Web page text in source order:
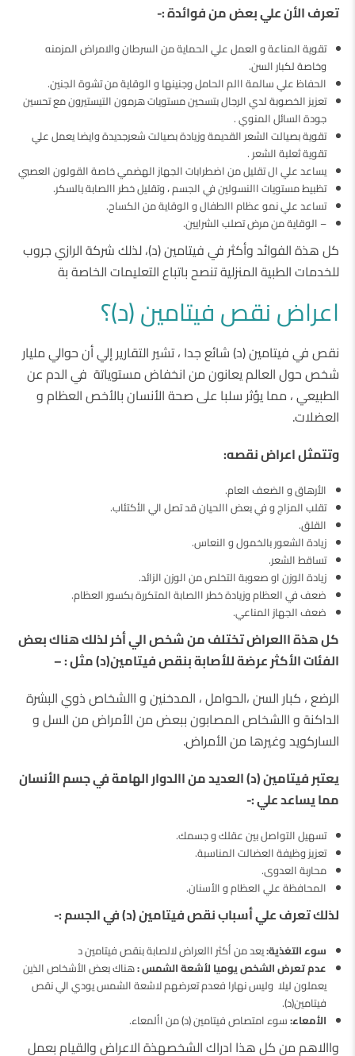
تعرف الأن علي بعض من فوائدة :-
تقوية المناعة و العمل علي الحماية من السرطان والامراض المزمنه
وخاصة لكبار السن.
الحفاظ علي سالمة االم الحامل وجنينها و الوقاية من تشوة الجنين.
تعزيز الخصوبة لدي الرجال بتسحين مستويات هرمون التيستيرون مع تحسين
جودة السائل المنوي .
تقوية بصيالت الشعر القديمة وزيادة بصيالت شعرجديدة وايضا يعمل علي
تقوية ثعلبة الشعر .
يساعد علي ال تقليل من اضطرابات الجهاز الهضمي خاصة القولون العصبي
تظبيط مستويات االنسولين في الجسم ، وتقليل خطر االصابة بالسكر.
تساعد علي نمو عظام االطفال و الوقاية من الكساح.
– الوقاية من مرض تصلب الشرايين.
كل هذة الفوائد وأكثر في فيتامين (د)، لذلك شركة الرازي جروب
للخدمات الطبية المنزلية تنصح باتباع التعليمات الخاصة بة
اعراض نقص فيتامين (د)؟
نقص في فيتامين (د) شائع جدا ، تشير التقارير إلي أن حوالي مليار
شخص حول العالم يعانون من انخفاض مستوياتة في الدم عن
الطبيعي ، مما يؤثر سلبا على صحة الأنسان بالأخص العظام و
العضلات.
وتتمثل اعراض نقصه:
الأرهاق و الضعف العام.
تقلب المزاج و في بعض االحيان قد تصل الي الأكتئاب.
القلق.
زيادة الشعور بالخمول و النعاس.
تساقط الشعر.
زيادة الوزن او صعوبة التخلص من الوزن الزائد.
ضعف في العظام وزيادة خطر االصابة المتكررة بكسور العظام.
ضعف الجهاز المناعي.
كل هذة االعراض تختلف من شخص الي أخر لذلك هناك بعض
الفئات الأكثر عرضة للأصابة بنقص فيتامين(د) مثل : –
الرضع ، كبار السن ،الحوامل ، المدخنين و االشخاص ذوي البشرة
الداكنة و االشخاص المصابون ببعض من الأمراض من السل و
الساركويد وغيرها من الأمراض.
يعتبر فيتامين (د) العديد من االدوار الهامة في جسم الأنسان
مما يساعد علي :-
تسهيل التواصل بين عقلك و جسمك.
تعزيز وظيفة العضالت المناسبة.
محاربة العدوى.
المحافظة علي العظام و الأسنان.
لذلك تعرف علي أسباب نقص فيتامين (د) في الجسم :-
سوء التغذية:يعد من أكثر االعراض لالصابة بنقص فيتامين د
عدم تعرض الشخص يوميا لأشعة الشمس :هناك بعض الأشخاص الذين
يعملون ليلا وليس نهارا فعدم تعرضهم لاشعة الشمس يودي الي نقص
فيتامين(د).
الأمعاء:سوء امتصاص فيتامين (د) من األمعاء.
واالاهم من كل هذا ادراك الشخصهذة الاعراض والقيام بعمل